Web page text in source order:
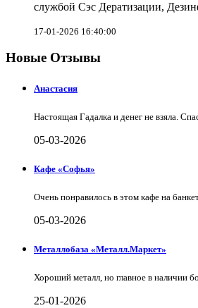
службой Сэс Дератизации,
17-01-2026 16:40:00
Новые Отзывы
Анастасия
Настоящая Гадалка и денег не взяла.
05-03-2026
Кафе «Софья»
Очень понравилось в этом кафе на
05-03-2026
Металлобаза «Металл.Маркет»
Хороший металл, но главное в наличии
25-01-2026